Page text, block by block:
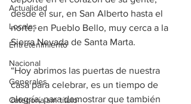
Actualidad
Locales
Entretenimiento
Nacional
Generales
Categoría sin título
desde el sur, en San Alberto hasta el
norte, en Pueblo Bello, muy cerca a la
Sierra Nevada de Santa Marta.
“Hoy abrimos las puertas de nuestra
casa para celebrar, es un tiempo de
alegría, para demostrar que también